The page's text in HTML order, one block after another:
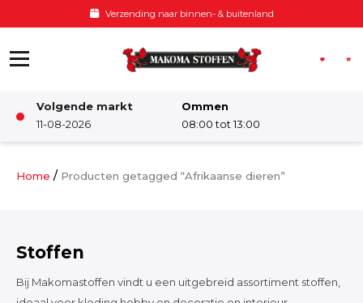
Verzending naar binnen- & buitenland
Volgende markt
11-08-2026
Ommen
08:00 tot 13:00
Damesstoffen
Home / Producten getagged “Afrikaanse dieren”
Stoffen
Bij Makomastoffen vindt u een uitgebreid assortiment stoffen,